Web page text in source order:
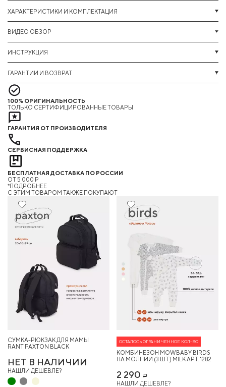
ХАРАКТЕРИСТИКИ И КОМПЛЕКТАЦИЯ
ВИДЕО ОБЗОР
ИНСТРУКЦИЯ
ГАРАНТИИ И ВОЗВРАТ
100% ОРИГИНАЛЬНОСТЬ
ТОЛЬКО СЕРТИФИЦИРОВАННЫЕ ТОВАРЫ
ГАРАНТИЯ ОТ ПРОИЗВОДИТЕЛЯ
СЕРВИСНАЯ ПОДДЕРЖКА
БЕСПЛАТНАЯ ДОСТАВКА ПО РОССИИ
ОТ 5 000 ₽
*ПОДРОБНЕЕ
C ЭТИМ ТОВАРОМ ТАКЖЕ ПОКУПАЮТ
14%
СУМКА-РЮКЗАК ДЛЯ МАМЫ
RANT PAXTON BLACK
НЕТ В НАЛИЧИИ
НАШЛИ ДЕШЕВЛЕ?
ОСТАЛОСЬ ОГРАНИЧЕННОЕ КОЛ-ВО
КОМБИНЕЗОН MOWBABY BIRDS
НА МОЛНИИ (3 ШТ.) MILK АРТ. 1282
2 290 Р
НАШЛИ ДЕШЕВЛЕ?